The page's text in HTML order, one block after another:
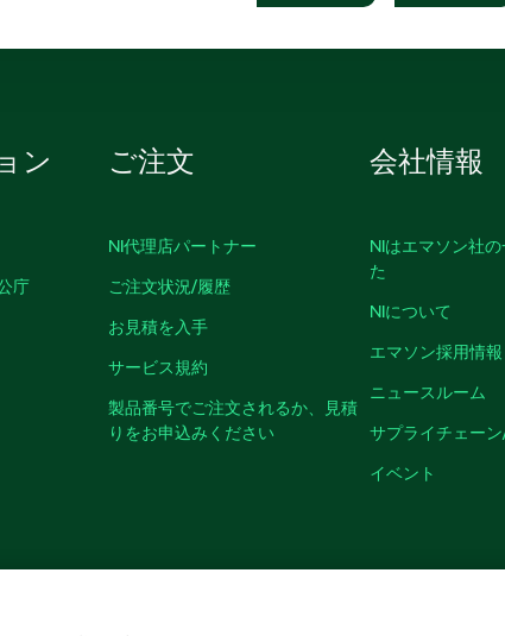
ン
庁
ご注文
NI代理店パートナー
ご注文状況/履歴
お見積を入手
サービス規約
製品番号でご注文されるか、見積
りをお申込みください
会社情報
NIはエマソン社
た
NIについて
エマソン採用情報
ニュースルーム
サプライチェー
イベント